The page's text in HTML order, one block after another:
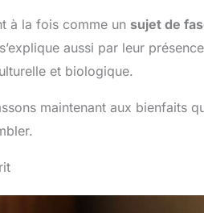
à la fois comme un sujet de
aussi par leur
et biologique.
maintenant aux bienfaits